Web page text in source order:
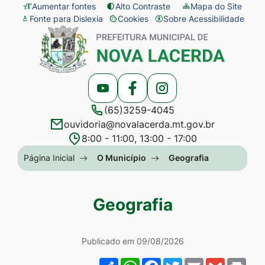
Seção
de
atalhos
acessibilidade
Ir
para
conteúdo
menu
[alt+2]
Aumentar fontes Alto Contraste
Mapa do Site
Fonte para Dislexia
Cookies
Abrir
preferências
de
cookies
Sobre Acessibilidade
Seção
menu
Acessar
a
Rede
Social
Youtube
Acessar
a
Rede
Social
Facebook
Acessar
a
Rede
Social
Instagram
(65)3259-4045
ouvidoria@novalacerda.mt.gov.br
8:00 - 11:00, 13:00 - 17:00
Seção
do
Página Inicial O Município Geografia
Geografia
InstitucionalPublicado em 09/08/2026